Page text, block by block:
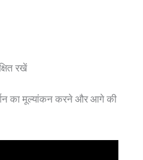
रखें
का मूल्यांकन करने और आगे की